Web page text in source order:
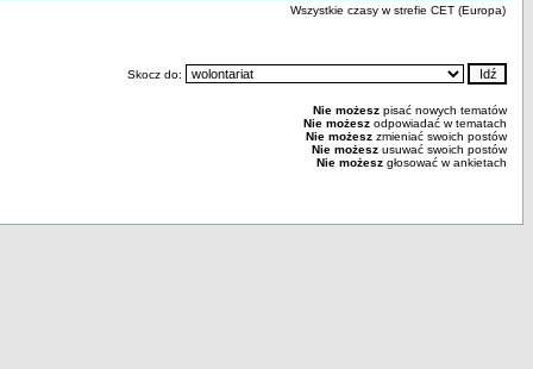
Wszystkie czasy w strefie CET (Europa)
Skocz do:
Nie możesz pisać nowych tematów
Nie możesz odpowiadać w tematach
Nie możesz zmieniać swoich postów
Nie możesz usuwać swoich postów
Nie możesz głosować w ankietach